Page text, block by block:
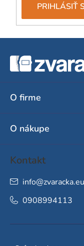
PRIHLÁSIŤ
O firme
O nákupe
Kontakt
info@zvaracka.eu
0908994113